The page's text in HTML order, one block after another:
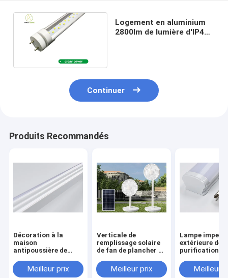
Logement en aluminium
2800lm de lumière d'IP44
Continuer
Produits Recommandés
Décoration à la
maison
antipoussière de
extérieure de
purification de LED
Meilleur prix
Verticale de
remplissage solaire
de fan de plancher de
Ac/Dc12v à
télécommande
Meilleur prix
Lampe
extérieure de
purification de
antipoussière
décoration et
Meilleur